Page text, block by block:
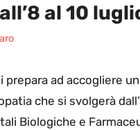
al 10
prepara ad accogliere
che si svolgerà
Biologiche e